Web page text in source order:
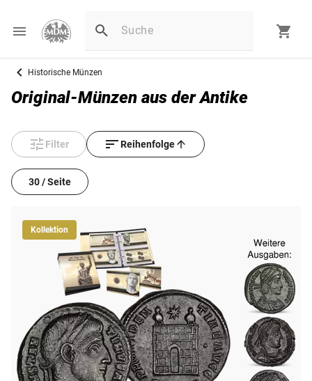
Historische Münzen
Original-Münzen aus der Antike
Filter Reihenfolge
30 / Seite
Kollektion